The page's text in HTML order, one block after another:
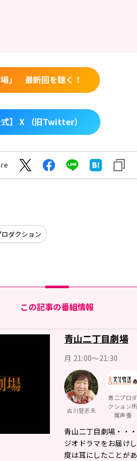
」 最新回を聴く！
】 X （旧Twitter）
ダクション
この記事の番組情報
青山二丁目劇場
月 21:00～21:30
古川登志夫
青二プロダ
クション所
属声優
青山二丁目劇場・・
ジオドラマをお届け
度は耳にしたことが